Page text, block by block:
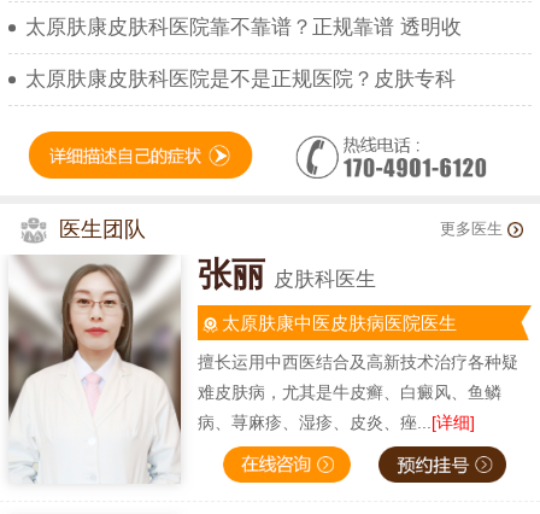
太原肤康皮肤科医院靠不靠谱？正规靠谱 透明收
太原肤康皮肤科医院是不是正规医院？皮肤专科
医生团队 更多医生
张丽 皮肤科医生
太原肤康中医皮肤病医院医生
擅长运用中西医结合及高新技术治疗各种疑
难皮肤病，尤其是牛皮癣、白癜风、鱼鳞
病、荨麻疹、湿疹、皮炎、痤... [详细]